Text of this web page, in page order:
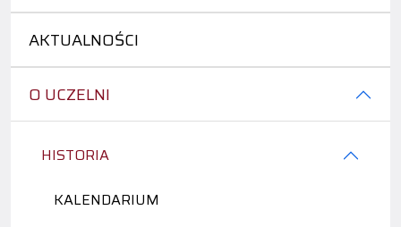
AKTUALNOŚCI
O UCZELNI
HISTORIA
KALENDARIUM